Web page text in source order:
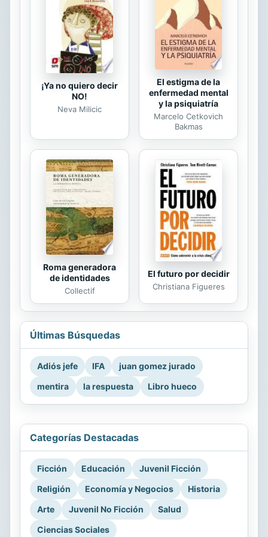
experiencias, envuelta en un espiral
de confusas situaciones que
pondrán a prueba su Valentía, y...
¡Ya no quiero decir
NO!
Neva Milicic
El estigma de la
enfermedad mental
y la psiquiatría
Marcelo Cetkovich
Bakmas
Roma generadora
de identidades
Collectif
El futuro por decidir
Christiana Figueres
Últimas Búsquedas
Adiós jefe IFA
juan gomez jurado
mentira
la respuesta Libro hueco
Categorías Destacadas
Ficción Educación
Juvenil Ficción
Religión
Economía y Negocios
Historia
Arte
Juvenil No Ficción
Salud
Ciencias Sociales